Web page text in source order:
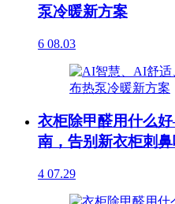
泵冷暖新方案
6 08.03
衣柜除甲醛用什么
南，告别新衣柜刺
4 07.29